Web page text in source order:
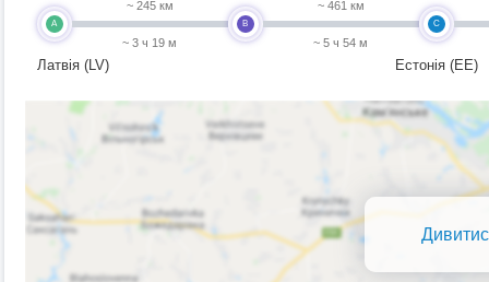
A
Латвія (LV)
~ 245 км
~ 3 ч 19 м
B
~ 461 км
~ 5 ч 54 м
C
Естонія (EE)